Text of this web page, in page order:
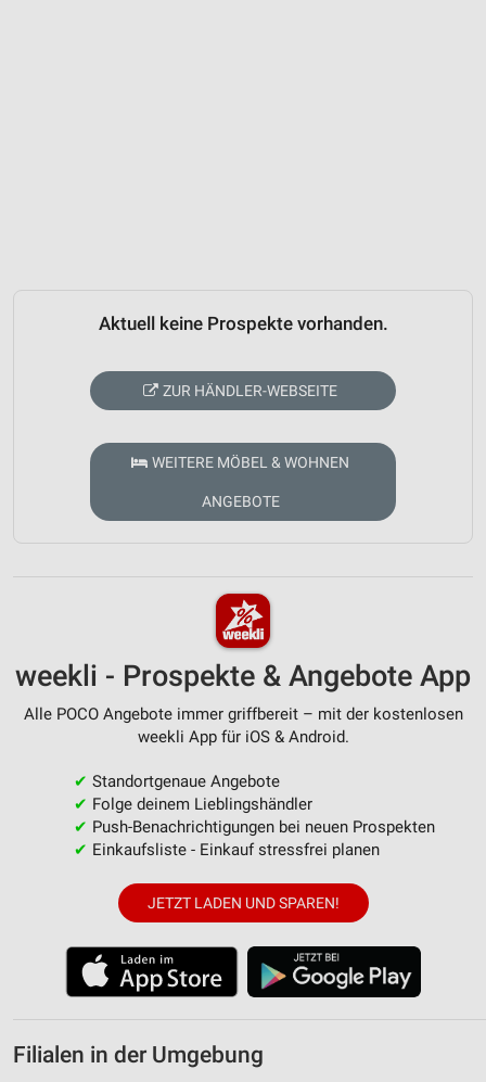
Aktuell keine Prospekte vorhanden.
ZUR HÄNDLER-WEBSEITE
WEITERE MÖBEL & WOHNEN
ANGEBOTE
weekli - Prospekte & Angebote App
Alle POCO Angebote immer griffbereit – mit der kostenlosen
weekli App für iOS & Android.
✔ Standortgenaue Angebote
✔ Folge deinem Lieblingshändler
✔ Push-Benachrichtigungen bei neuen Prospekten
✔ Einkaufsliste - Einkauf stressfrei planen
JETZT LADEN UND SPAREN!
Filialen in der Umgebung